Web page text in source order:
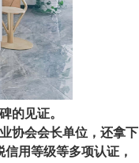
的见证。
协会会长单位 ，还拿下
用等级等多项认证，